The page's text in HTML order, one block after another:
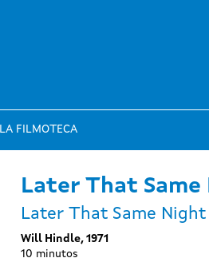
LA FILMOTECA
Later That Same
Later That Same Night
Will Hindle, 1971
10 minutos